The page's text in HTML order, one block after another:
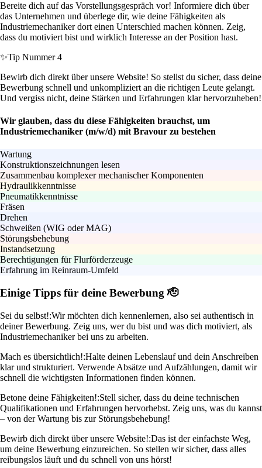
Bereite dich auf das Vorstellungsgespräch vor! Informiere dich über
das Unternehmen und überlege dir, wie deine Fähigkeiten als
Industriemechaniker dort einen Unterschied machen können. Zeig,
dass du motiviert bist und wirklich Interesse an der Position hast.
✨Tip Nummer 4
Bewirb dich direkt über unsere Website! So stellst du sicher, dass deine
Bewerbung schnell und unkompliziert an die richtigen Leute gelangt.
Und vergiss nicht, deine Stärken und Erfahrungen klar hervorzuheben!
Wir glauben, dass du diese Fähigkeiten brauchst, um
Industriemechaniker (m/w/d) mit Bravour zu bestehen
Wartung
Konstruktionszeichnungen lesen
Zusammenbau komplexer mechanischer Komponenten
Hydraulikkenntnisse
Pneumatikkenntnisse
Fräsen
Drehen
Schweißen (WIG oder MAG)
Störungsbehebung
Instandsetzung
Berechtigungen für Flurförderzeuge
Erfahrung im Reinraum-Umfeld
Einige Tipps für deine Bewerbung 🫡
Sei du selbst!:Wir möchten dich kennenlernen, also sei authentisch in
deiner Bewerbung. Zeig uns, wer du bist und was dich motiviert, als
Industriemechaniker bei uns zu arbeiten.
Mach es übersichtlich!:Halte deinen Lebenslauf und dein Anschreiben
klar und strukturiert. Verwende Absätze und Aufzählungen, damit wir
schnell die wichtigsten Informationen finden können.
Betone deine Fähigkeiten!:Stell sicher, dass du deine technischen
Qualifikationen und Erfahrungen hervorhebst. Zeig uns, was du kannst
– von der Wartung bis zur Störungsbehebung!
Bewirb dich direkt über unsere Website!:Das ist der einfachste Weg,
um deine Bewerbung einzureichen. So stellen wir sicher, dass alles
reibungslos läuft und du schnell von uns hörst!